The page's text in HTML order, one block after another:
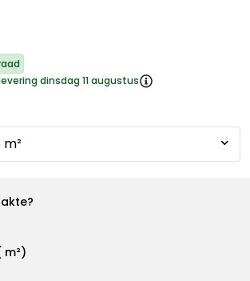
dinsdag 11 augustus
m²)